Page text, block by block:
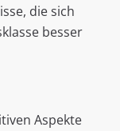
die sich
besser
Aspekte